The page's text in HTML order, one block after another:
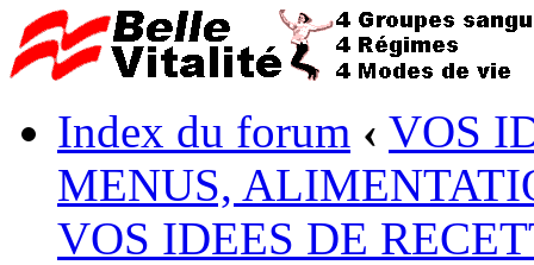
Index du forum ‹ VOS
MENUS,
VOS IDEES DE